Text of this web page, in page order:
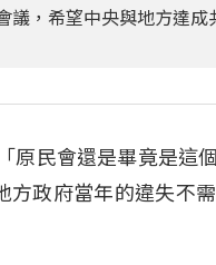
議，希望中央與地方達
原民會還是畢竟是這
方政府當年的違失不